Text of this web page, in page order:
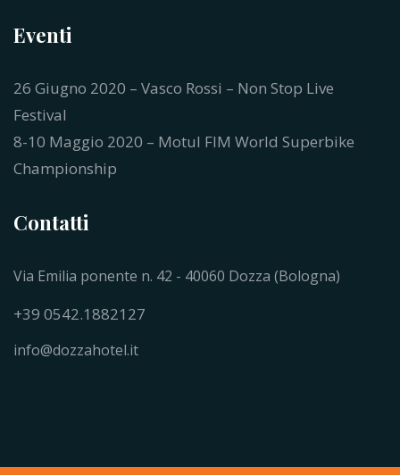
Eventi
26 Giugno 2020 – Vasco Rossi – Non Stop Live
Festival
8-10 Maggio 2020 – Motul FIM World Superbike
Championship
Contatti
Via Emilia ponente n. 42 - 40060 Dozza (Bologna)
+39 0542.1882127
info@dozzahotel.it